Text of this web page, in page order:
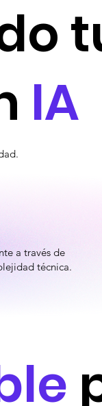
IA
a través de
técnica.